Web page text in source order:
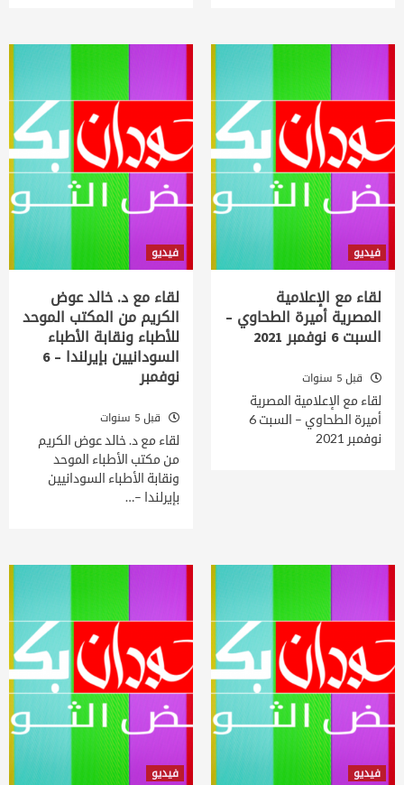
فيديو
لقاء مع الإعلامية
المصرية أميرة الطحاوي –
السبت 6 نوفمبر 2021
قبل 5 سنوات
لقاء مع الإعلامية المصرية
أميرة الطحاوي – السبت 6
نوفمبر 2021
فيديو
لقاء مع د. خالد عوض
الكريم من المكتب الموحد
للأطباء ونقابة الأطباء
السودانيين بإيرلندا – 6
نوفمبر
قبل 5 سنوات
لقاء مع د. خالد عوض الكريم
من مكتب الأطباء الموحد
ونقابة الأطباء السودانيين
بإيرلندا –…
فيديو فيديو